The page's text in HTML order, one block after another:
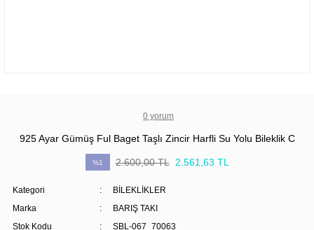
0 yorum
925 Ayar Gümüş Ful Baget Taşlı Zincir Harfli Su Yolu Bileklik C
%1 2.600,00 TL 2.561,63 TL
Kategori
BİLEKLİKLER
Marka
BARIŞ TAKI
Stok Kodu
SBL-067_70063